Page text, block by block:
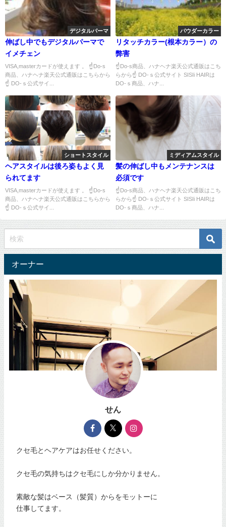
デジタルパーマ
伸ばし中でもデジタルパーマで
イメチェン
VISA,masterカードが使えます 。 ☝Do-s
商品、ハナヘナ楽天公式通販はこちらから
☝ DO-ｓ公式サイ...
パウダーカラー
リタッチカラー(根本カラー）の
弊害
☝Do-s商品、ハナヘナ楽天公式通販はこち
らから☝ DO-ｓ公式サイト SISIi HAIRは
DO-ｓ商品、ハナ...
ショートスタイル
ヘアスタイルは後ろ姿もよく見
られてます
VISA,masterカードが使えます 。 ☝Do-s
商品、ハナヘナ楽天公式通販はこちらから
☝ DO-ｓ公式サイ...
ミディアムスタイル
髪の伸ばし中もメンテナンスは
必須です
☝Do-s商品、ハナヘナ楽天公式通販はこち
らから☝ DO-ｓ公式サイト SISIi HAIRは
DO-ｓ商品、ハナ...
オーナー
せん
クセ毛とヘアケアはお任せください。
クセ毛の気持ちはクセ毛にしか分かりません。
素敵な髪はベース（髪質）からをモットーに
仕事してます。